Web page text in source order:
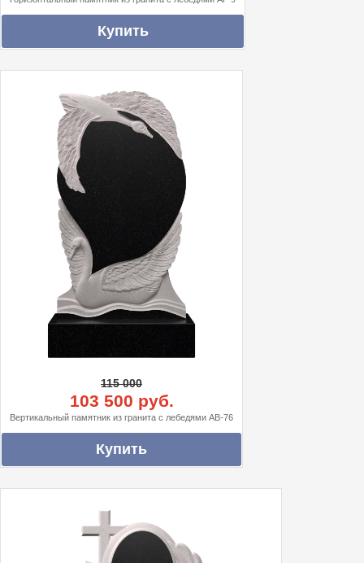
115 000
103 500 руб.
Вертикальный памятник из гранита с лебедями АВ-76